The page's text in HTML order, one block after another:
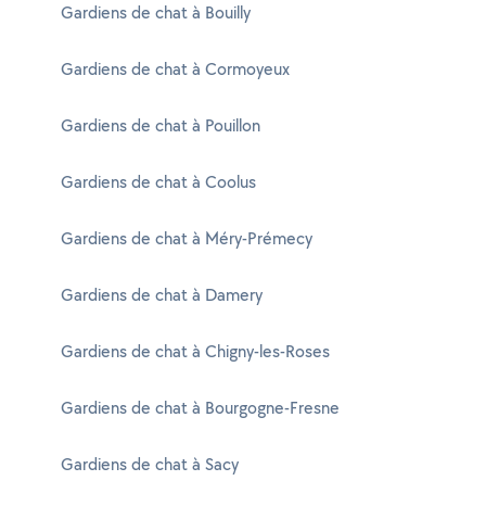
Gardiens de chat à Bouilly
Gardiens de chat à Cormoyeux
Gardiens de chat à Pouillon
Gardiens de chat à Coolus
Gardiens de chat à Méry-Prémecy
Gardiens de chat à Damery
Gardiens de chat à Chigny-les-Roses
Gardiens de chat à Bourgogne-Fresne
Gardiens de chat à Sacy